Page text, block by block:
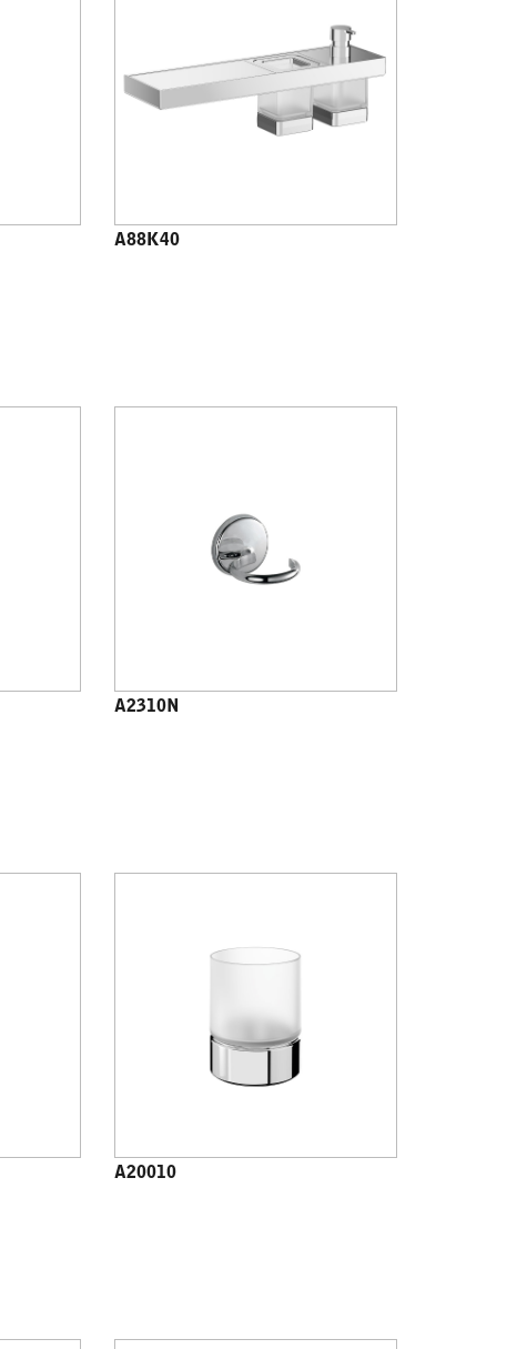
A88K40
A2310N
A20010